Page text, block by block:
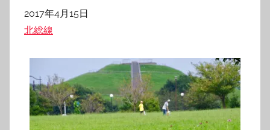
日付
2017年4月15日
関連理由
北総線